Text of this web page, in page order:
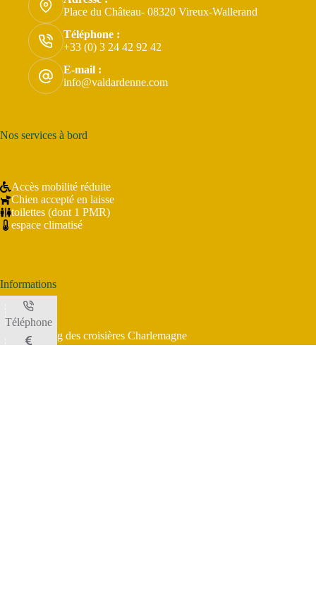
Place du Château- 08320 Vireux-Wallerand
Téléphone :
+33 (0) 3 24 42 92 42
E-mail :
info@valdardenne.com
Nos services à bord
Accès mobilité réduite
Chien accepté en laisse
toilettes (dont 1 PMR)
espace climatisé
Informations
Le blog des croisières Charlemagne
A propos
Téléphone